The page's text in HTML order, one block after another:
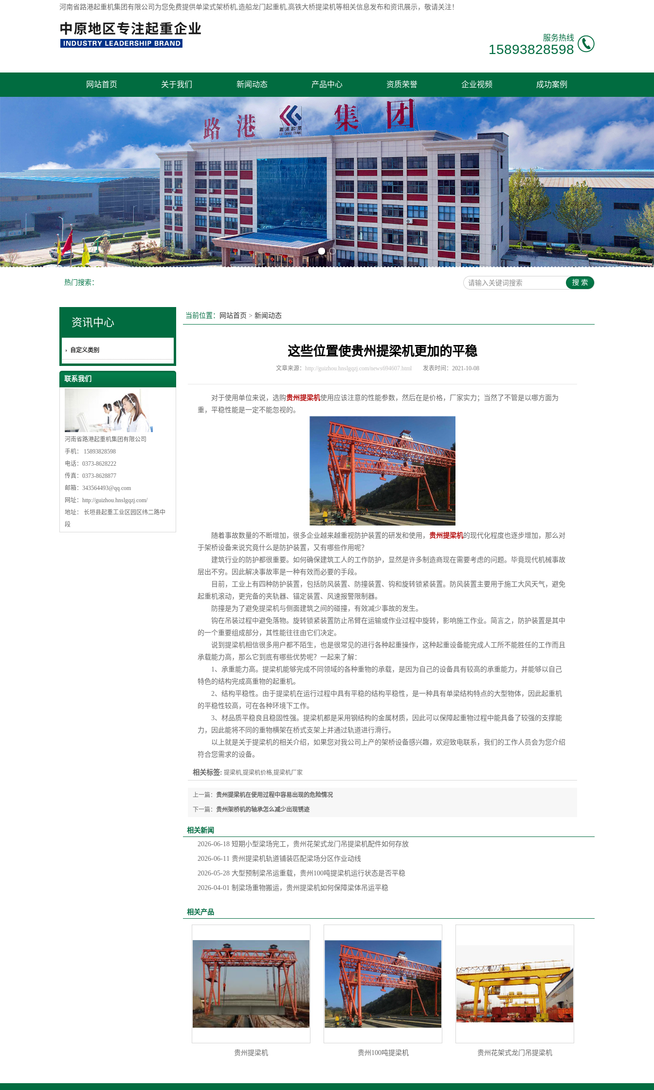
河南省路港起重机集团有限公司为您免费提供单梁式架桥机,造船龙门起重机,高铁大桥提梁机等相关信息发布和资讯展示，敬请关注！
服务热线
15893828598
网站首页 关于我们 新闻动态 产品中心 资质荣誉 企业视频 成功案例
联系我们
热门搜索：
资讯中心
自定义类别
联系我们
河南省路港起重机集团有限公司
手机： 15893828598
电话：0373-8628222
传真：0373-8628877
邮箱： 343564493@qq.com
网址： http://guizhou.hnslgqzj.com/
地址： 长垣县起重工业区园区纬二路中
段
当前位置： 网站首页 > 新闻动态
这些位置使贵州提梁机更加的平稳
文章来源： http://guizhou.hnslgqzj.com/news694607.html 发表时间：2021-10-08
对于使用单位来说，选购贵州提梁机使用应该注意的性能参数，然后在是价格，厂家实力；当然了不管是以哪方面为
重，平稳性能是一定不能忽视的。
随着事故数量的不断增加，很多企业越来越重视防护装置的研发和使用， 贵州提梁机的现代化程度也逐步增加，那么对
于架桥设备来说究竟什么是防护装置，又有哪些作用呢？
建筑行业的防护都很重要。如何确保建筑工人的工作防护，显然是许多制造商现在需要考虑的问题。毕竟现代机械事故
层出不穷。因此解决事故率是一种有效而必要的手段。
目前，工业上有四种防护装置，包括防风装置、防撞装置、钩和旋转锁紧装置。防风装置主要用于施工大风天气，避免
起重机滚动，更完备的夹轨器、锚定装置、风速报警限制器。
防撞是为了避免提梁机与侧面建筑之间的碰撞，有效减少事故的发生。
钩在吊装过程中避免落物。旋转锁紧装置防止吊臂在运输或作业过程中旋转，影响施工作业。简言之，防护装置是其中
的一个重要组成部分，其性能往往由它们决定。
说到提梁机相信很多用户都不陌生，也是很常见的进行各种起重操作，这种起重设备能完成人工所不能胜任的工作而且
承载能力高，那么它到底有哪些优势呢？一起来了解：
1、承重能力高。提梁机能够完成不同领域的各种重物的承载，是因为自己的设备具有较高的承重能力，并能够以自己
特色的结构完成高重物的起重机。
2、结构平稳性。由于提梁机在运行过程中具有平稳的结构平稳性，是一种具有单梁结构特点的大型物体，因此起重机
的平稳性较高，可在各种环境下工作。
3、材品质平稳良且稳固性强。提梁机都是采用钢结构的金属材质，因此可以保障起重物过程中能具备了较强的支撑能
力，因此能将不同的重物横架在桥式支架上并通过轨道进行滑行。
以上就是关于提梁机的相关介绍，如果您对我公司上产的架桥设备感兴趣，欢迎致电联系，我们的工作人员会为您介绍
符合您需求的设备。
相关标签: 提梁机,提梁机价格,提梁机厂家
上一篇： 贵州提梁机在使用过程中容易出现的危险情况
下一篇： 贵州架桥机的轴承怎么减少出现锈迹
相关新闻
2026-06-18 短期小型梁场完工，贵州花架式龙门吊提梁机配件如何存放
2026-06-11 贵州提梁机轨道铺装匹配梁场分区作业动线
2026-05-28 大型预制梁吊运重载，贵州100吨提梁机运行状态是否平稳
2026-04-01 制梁场重物搬运，贵州提梁机如何保障梁体吊运平稳
相关产品
贵州提梁机 贵州100吨提梁机 贵州花架式龙门吊提梁机